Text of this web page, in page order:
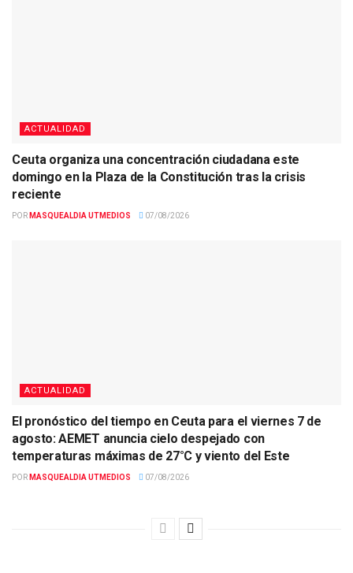
ACTUALIDAD
Ceuta organiza una concentración ciudadana este
domingo en la Plaza de la Constitución tras la crisis
reciente
POR MASQUEALDIA UTMEDIOS 07/08/2026
ACTUALIDAD
El pronóstico del tiempo en Ceuta para el viernes 7 de
agosto: AEMET anuncia cielo despejado con
temperaturas máximas de 27°C y viento del Este
POR MASQUEALDIA UTMEDIOS 07/08/2026